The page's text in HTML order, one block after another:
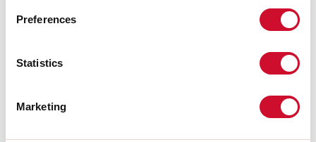
Preferences
Statistics
MarketingDATENBLATT